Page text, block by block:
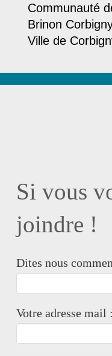
Communauté
Brinon
Ville de
Si vous
joindre !
Dites nous
Votre adresse mail :